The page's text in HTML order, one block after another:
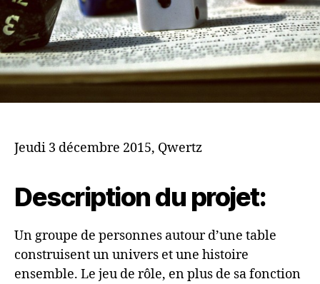
Jeudi 3 décembre 2015, Qwertz
Description du projet:
Un groupe de personnes autour d’une table
construisent un univers et une histoire
ensemble. Le jeu de rôle, en plus de sa fonction